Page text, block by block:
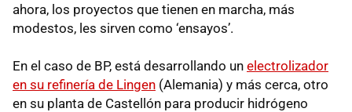
ahora, los proyectos que tienen en marcha, más
modestos, les sirven como ‘ensayos’.
En el caso de BP, está desarrollando un electrolizador
en su refinería de Lingen (Alemania) y más cerca, otro
en su planta de Castellón para producir hidrógeno